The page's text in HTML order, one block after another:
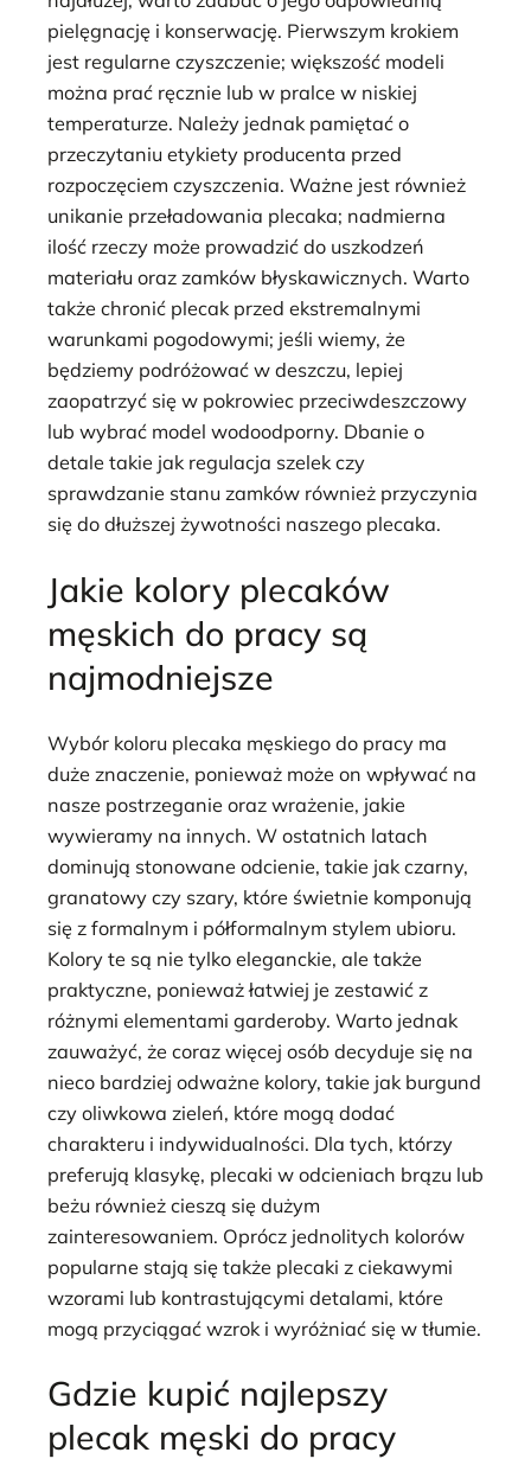
pielęgnację i konserwację. Pierwszym krokiem
jest regularne czyszczenie; większość modeli
można prać ręcznie lub w pralce w niskiej
temperaturze. Należy jednak pamiętać o
przeczytaniu etykiety producenta przed
rozpoczęciem czyszczenia. Ważne jest również
unikanie przeładowania plecaka; nadmierna
ilość rzeczy może prowadzić do uszkodzeń
materiału oraz zamków błyskawicznych. Warto
także chronić plecak przed ekstremalnymi
warunkami pogodowymi; jeśli wiemy, że
będziemy podróżować w deszczu, lepiej
zaopatrzyć się w pokrowiec przeciwdeszczowy
lub wybrać model wodoodporny. Dbanie o
detale takie jak regulacja szelek czy
sprawdzanie stanu zamków również przyczynia
się do dłuższej żywotności naszego plecaka.
Jakie kolory plecaków
męskich do pracy są
najmodniejsze
Wybór koloru plecaka męskiego do pracy ma
duże znaczenie, ponieważ może on wpływać na
nasze postrzeganie oraz wrażenie, jakie
wywieramy na innych. W ostatnich latach
dominują stonowane odcienie, takie jak czarny,
granatowy czy szary, które świetnie komponują
się z formalnym i półformalnym stylem ubioru.
Kolory te są nie tylko eleganckie, ale także
praktyczne, ponieważ łatwiej je zestawić z
różnymi elementami garderoby. Warto jednak
zauważyć, że coraz więcej osób decyduje się na
nieco bardziej odważne kolory, takie jak burgund
czy oliwkowa zieleń, które mogą dodać
charakteru i indywidualności. Dla tych, którzy
preferują klasykę, plecaki w odcieniach brązu lub
beżu również cieszą się dużym
zainteresowaniem. Oprócz jednolitych kolorów
popularne stają się także plecaki z ciekawymi
wzorami lub kontrastującymi detalami, które
mogą przyciągać wzrok i wyróżniać się w tłumie.
Gdzie kupić najlepszy
plecak męski do pracy